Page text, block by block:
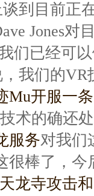
到目前正
Jones
们已经可
我们的
Mu开服一
术的确还
服务对我们
很棒了，
天龙寺攻击